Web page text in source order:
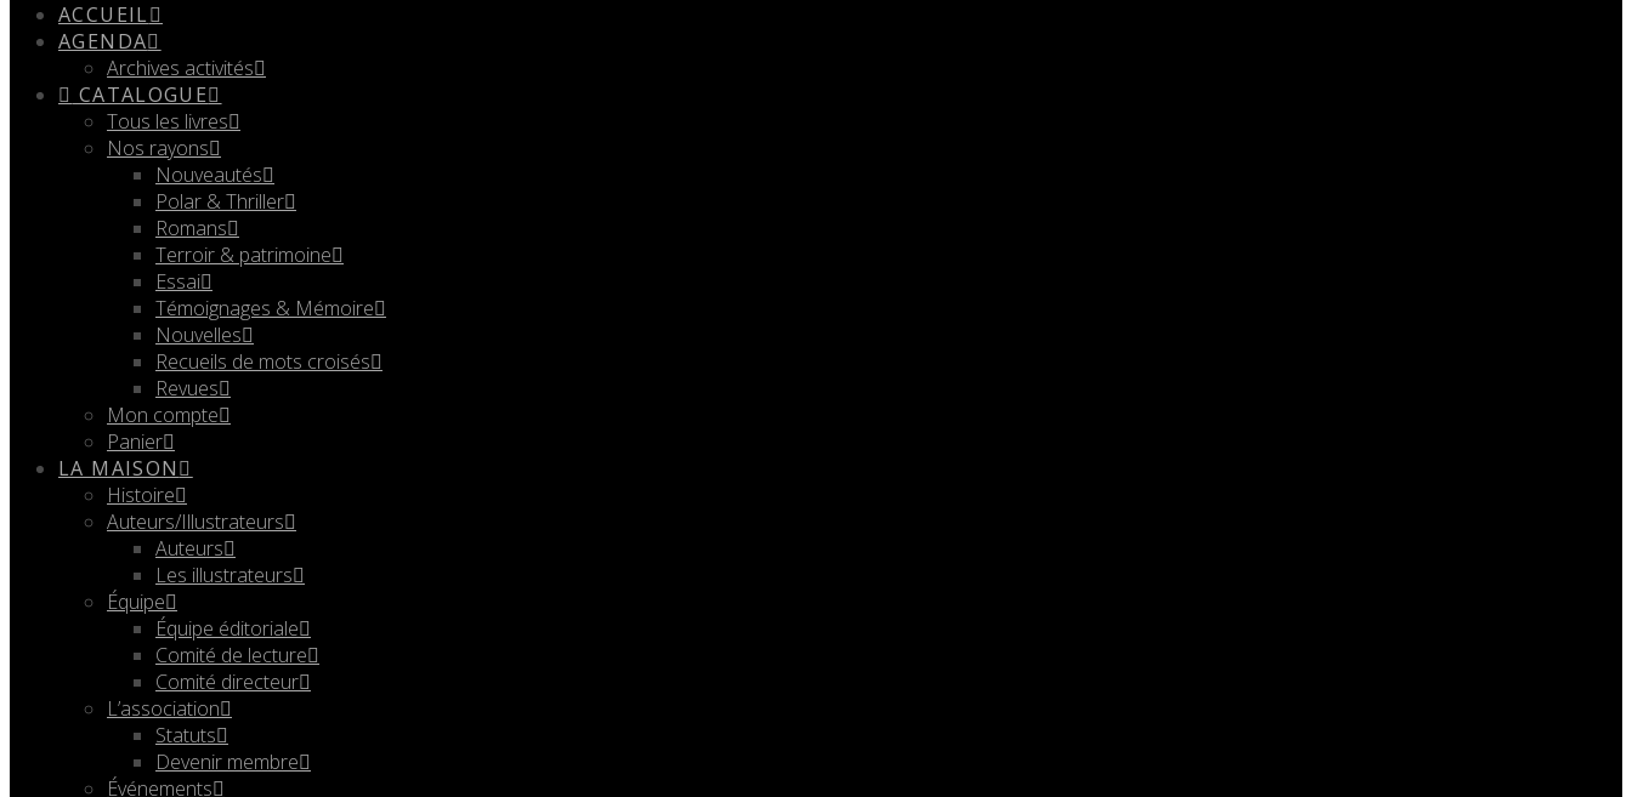
ACCUEIL
AGENDA
Archives activités
CATALOGUE
Tous les livres
Nos rayons
Nouveautés
Polar & Thriller
Romans
Terroir & patrimoine
Essai
Témoignages & Mémoire
Nouvelles
Recueils de mots croisés
Revues
Mon compte
Panier
LA MAISON
Histoire
Auteurs/Illustrateurs
Auteurs
Les illustrateurs
Équipe
Équipe éditoriale
Comité de lecture
Comité directeur
L’association
Statuts
Devenir membre
Événements